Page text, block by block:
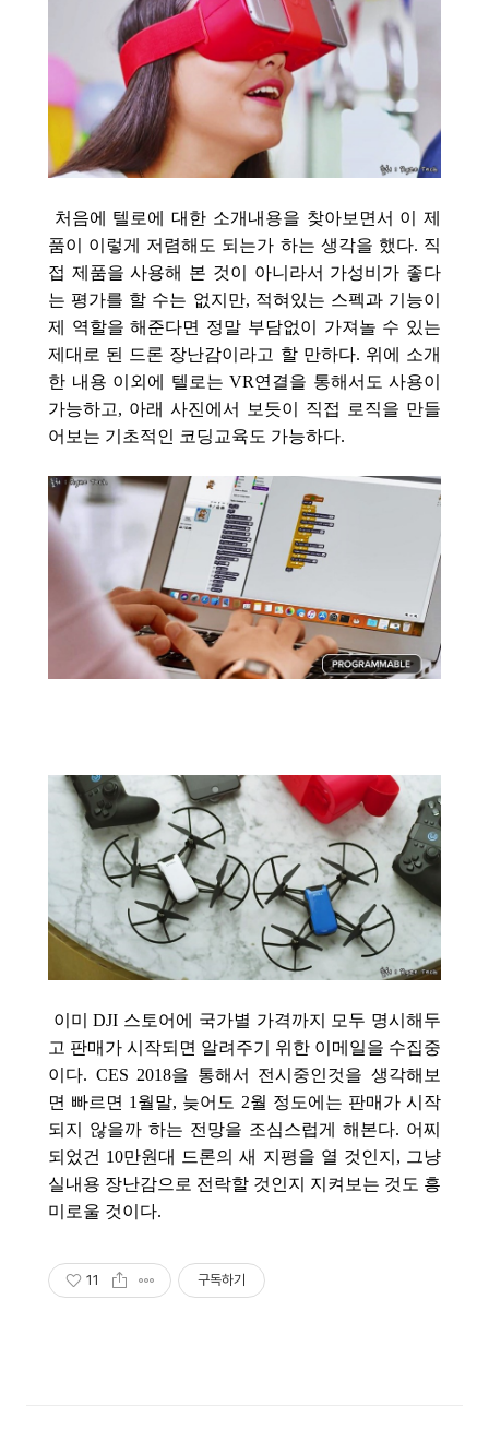
처음에 텔로에 대한 소개내용을 찾아보면서 이 제
품이 이렇게 저렴해도 되는가 하는 생각을 했다. 직
접 제품을 사용해 본 것이 아니라서 가성비가 좋다
는 평가를 할 수는 없지만, 적혀있는 스펙과 기능이
제 역할을 해준다면 정말 부담없이 가져놀 수 있는
제대로 된 드론 장난감이라고 할 만하다. 위에 소개
한 내용 이외에 텔로는 VR연결을 통해서도 사용이
가능하고, 아래 사진에서 보듯이 직접 로직을 만들
어보는 기초적인 코딩교육도 가능하다.
이미 DJI 스토어에 국가별 가격까지 모두 명시해두
고 판매가 시작되면 알려주기 위한 이메일을 수집중
이다. CES 2018을 통해서 전시중인것을 생각해보
면 빠르면 1월말, 늦어도 2월 정도에는 판매가 시작
되지 않을까 하는 전망을 조심스럽게 해본다. 어찌
되었건 10만원대 드론의 새 지평을 열 것인지, 그냥
실내용 장난감으로 전락할 것인지 지켜보는 것도 흥
미로울 것이다.
11 구독하기